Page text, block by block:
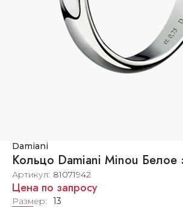
Damiani
Кольцо Damiani Minou Белое
Артикул 81071942
Цена по запросу
Размер
13